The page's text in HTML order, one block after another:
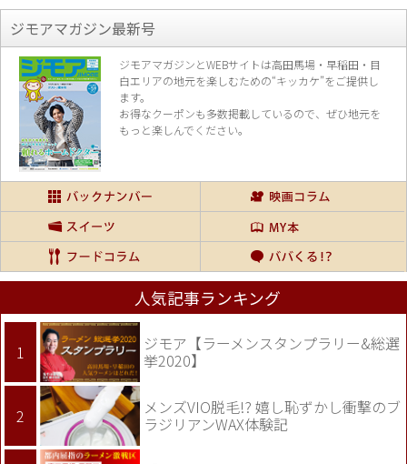
ジモアマガジン最新号
ジモアマガジンとWEBサイトは高田馬場・早稲田・目
白エリアの地元を楽しむための“キッカケ”をご提供し
ます。
お得なクーポンも多数掲載しているので、 ぜひ地元を
もっと楽しんでください。
人気記事ランキング
ジモア【ラーメンスタンプラリー&総選
挙2020】
メンズVIO脱毛!? 嬉し恥ずかし衝撃のブ
ラジリアンWAX体験記